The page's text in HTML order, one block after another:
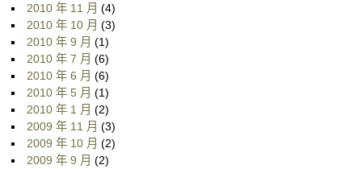
2010 年 11 月 (4)
2010 年 10 月 (3)
2010 年 9 月 (1)
2010 年 7 月 (6)
2010 年 6 月 (6)
2010 年 5 月 (1)
2010 年 1 月 (2)
2009 年 11 月 (3)
2009 年 10 月 (2)
2009 年 9 月 (2)